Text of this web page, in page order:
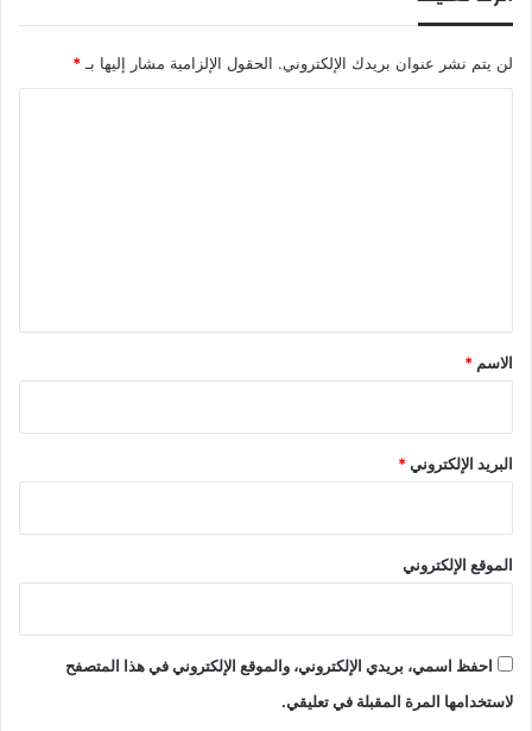
لن يتم نشر عنوان بريدك الإلكتروني. الحقول الإلزامية مشار إليها بـ*
*
الاسم *
البريد الإلكتروني*
الموقع الإلكتروني
احفظ اسمي، بريدي الإلكتروني، والموقع الإلكتروني في هذا المتصفح
لاستخدامها المرة المقبلة في تعليقي.